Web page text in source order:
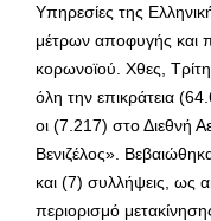
Υπηρεσίες της
μέτρων αποφυγής και
κορωνοϊού. Χθες,
όλη την επικράτεια
οι (7.217) στο Διεθνή
Βενιζέλος».
και (7) συλλήψεις, ως
περιορισμό